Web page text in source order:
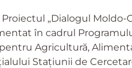
„Dialogul
în cadrul
Agricultură,
Stațiunii de